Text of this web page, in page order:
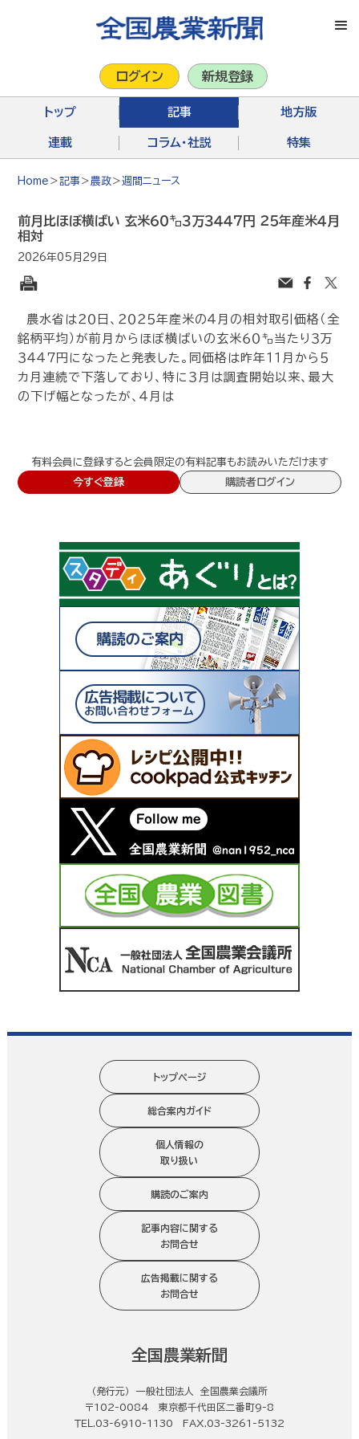
トップ 記事 地方版
連載 コラム・社説 特集
ログイン 新規登録
Home ＞記事＞農政＞週間ニュース
前月比ほぼ横ばい 玄米６０㌔３万３４４７円 ２５年産米４月
相対
2026年05月29日
農水省は２０日、２０２５年産米の４月の相対取引価格（全
銘柄平均）が前月からほぼ横ばいの玄米６０㌔当たり３万
３４４７円になったと発表した。同価格は昨年１１月から５
カ月連続で下落しており、特に３月は調査開始以来、最大
の下げ幅となったが、４月は
有料会員に登録すると会員限定の有料記事もお読みいただけます
今すぐ登録
購読者ログイン
トップページ
総合案内ガイド
個人情報の
取り扱い
購読のご案内
記事内容に関する
お問合せ
広告掲載に関する
お問合せ
全国農業新聞
（発行元） 一般社団法人 全国農業会議所
〒102-0084 東京都千代田区二番町9-8
ＴＥＬ.03-6910-1130 FAX.03-3261-5132